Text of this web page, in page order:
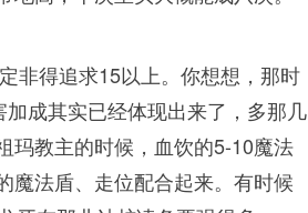
非得追求15以上。你想想，那时
成其实已经体现出来了，多那几
玛教主的时候，血饮的5-10魔法
魔法盾、走位配合起来。有时候